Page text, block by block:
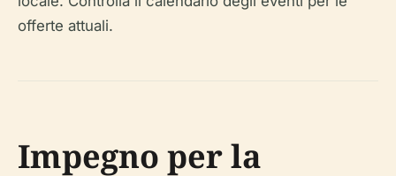
offerte attuali.
Impegno per la